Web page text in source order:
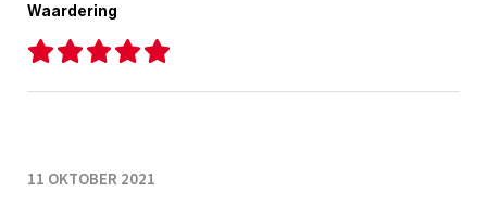
Waardering
11 OKTOBER 2021